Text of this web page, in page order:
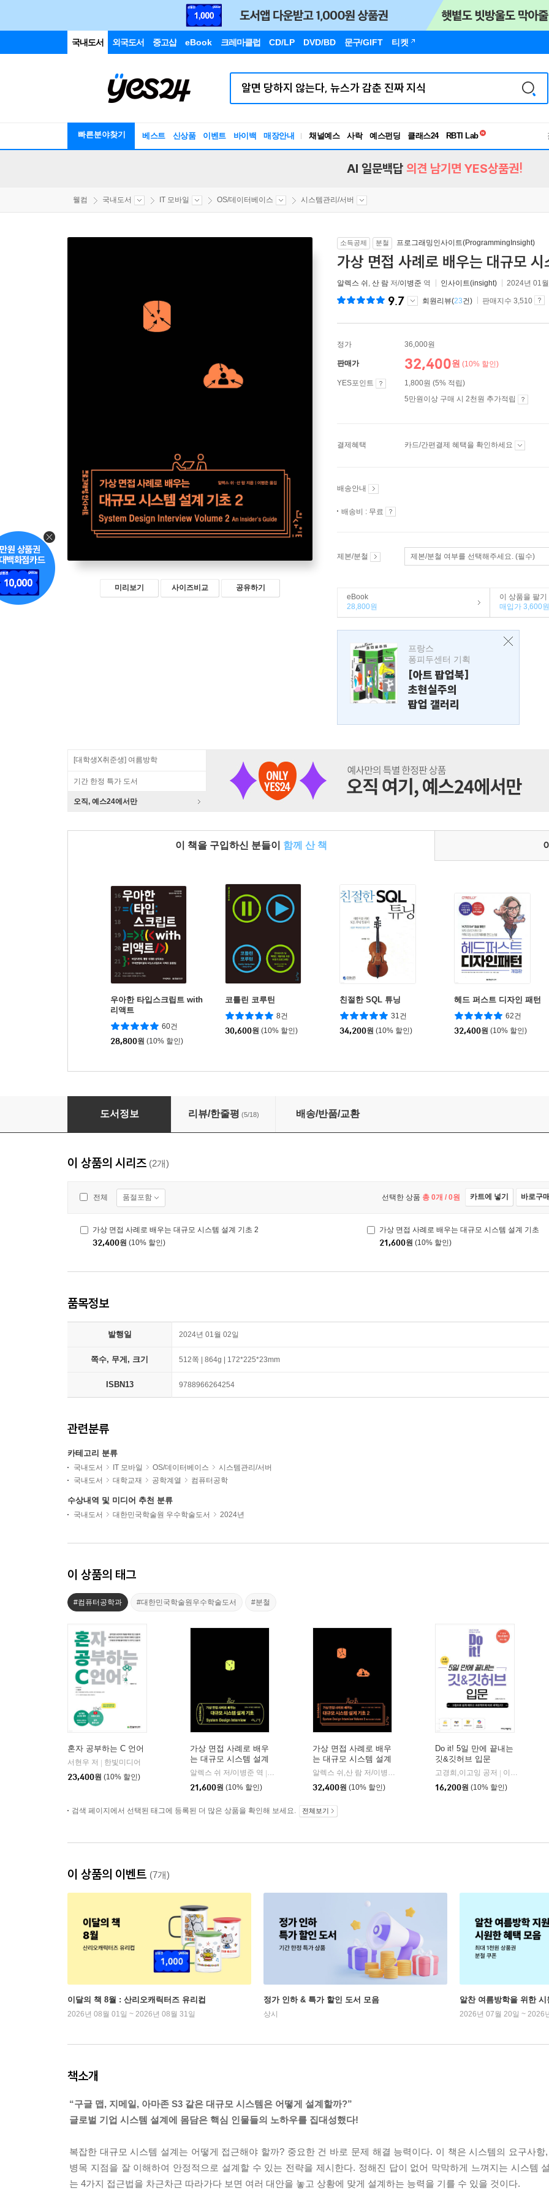
국내도서 외국도서 중고샵 eBook 크레마클럽 CD/LP DVD/BD 문구/GIFT 티켓
빠른분야찾기 베스트 신상품 이벤트 바이백 매장안내 채널예스 사락 예스펀딩 클래스24
RBTI Lab
독서유형검사
AI 일문백답 의견 남기면 YES상품권!
웰컴 국내도서 IT 모바일 OS/데이터베이스 시스템관리/서버
미리보기 사이즈비교 공유하기
소득공제 분철 프로그래밍인사이트(ProgrammingInsight)
가상 면접 사례로 배우는 대규모
알렉스 쉬 , 산 람 저/이병준 역 인사이트(insight) 2024년 01
9.7 회원리뷰(23건) 판매지수 3,510
정가 36,000원
판매가 32,400원 (10% 할인)
YES포인트
1,800원 (5% 적립)
5만원이상 구매 시 2천원 추가적립
결제혜택 카드/간편결제 혜택을 확인하세요
배송안내
배송비 : 무료
제본/분철 제본/분철 여부를 선택해주세요. (필수)
eBook
28,800원
이 상품을 팔기
매입가 3,600원
프랑스
퐁피두센터 기획
[아트 팝업북]
초현실주의
팝업 갤러리
[대학생X취준생] 여름방학
기간 한정 특가 도서
오직, 예스24에서만
이 책을 구입하신 분들이 함께 산 책
우아한 타입스크립트 with
리액트
60건
28,800원 (10% 할인)
코틀린 코루틴
8건
30,600원 (10% 할인)
친절한 SQL 튜닝
31건
34,200원 (10% 할인)
헤드 퍼스트 디자인 패턴
62건
32,400원 (10% 할인)
가상 면접 사례로 배우는 대규모 시스템 설계 기초 2
도서정보 리뷰/한줄평 (5/18) 배송/반품/교환
이 상품의 시리즈 (2개)
전체 품절포함 선택한 상품 총 0개 / 0원 카트에 넣기 바로구
가상 면접 사례로 배우는 대규모 시스템 설계 기초 2
32,400원 (10% 할인)
가상 면접 사례로 배우는 대규모 시스템 설계 기초
21,600원 (10% 할인)
품목정보
발행일 2024년 01월 02일
쪽수, 무게, 크기 512쪽 | 864g | 172*225*23mm
ISBN13 9788966264254
관련분류
카테고리 분류
국내도서 IT 모바일 OS/데이터베이스
시스템관리/서버
국내도서
대학교재 공학계열 컴퓨터공학
수상내역 및 미디어 추천 분류
국내도서 대한민국학술원 우수학술도서 2024년
이 상품의 태그
#컴퓨터공학과 #대한민국학술원우수학술도서 #분철
혼자 공부하는 C 언어
서현우 저
한빛미디어
23,400원 (10% 할인)
가상 면접 사례로 배우
는 대규모 시스템 설계
기초
알렉스 쉬 저/이병준 역
인사이트(insight)
21,600원 (10% 할인)
가상 면접 사례로 배우
는 대규모 시스템 설계
기초 2
알렉스 쉬,산 람 저/이병준 역
인사이트(insight)
32,400원 (10% 할인)
Do it! 5일 만에 끝내는
깃&깃허브 입문
고경희,이고잉 공저
이지스퍼블리싱
16,200원 (10% 할인)
검색 페이지에서 선택된 태그에 등록된 더 많은 상품을 확인해 보세요. 전체보기
이 상품의 이벤트 (7개)
이달의 책 8월 : 산리오캐릭터즈 유리컵
2026년 08월 01일 ~ 2026년 08월 31일
정가 인하 & 특가 할인 도서 모음
상시
알찬 여름방학을 위한 시
2026년 07월 20일 ~ 2026
책소개
“구글 맵, 지메일, 아마존 S3 같은 대규모 시스템은 어떻게 설계할까?”
글로벌 기업 시스템 설계에 몸담은 핵심 인물들의 노하우를 집대성했다!
복잡한 대규모 시스템 설계는 어떻게 접근해야 할까? 중요한 건 바로 문제 해결 능력이다. 이 책은 시스템의 요구사
병목 지점을 잘 이해하여 안정적으로 설계할 수 있는 전략을 제시한다. 정해진 답이 없어 막막하게 느껴지는 시스템
는 4가지 접근법을 차근차근 따라가다 보면 여러 대안을 놓고 상황에 맞게 설계하는 능력을 기를 수 있을 것이다.